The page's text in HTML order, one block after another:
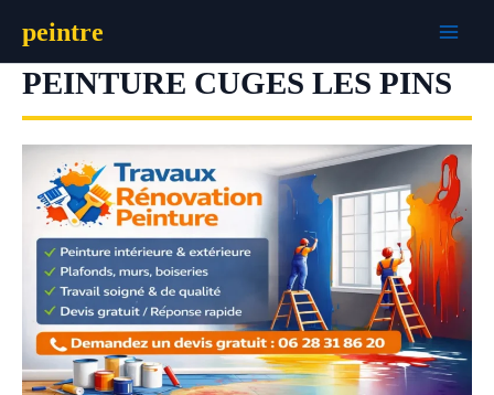
contenu
peintre
PEINTURE CUGES LES PINS